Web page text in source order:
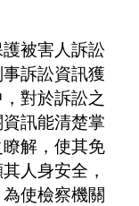
被害人訴訟
訴訟資訊獲
對於訴訟之
訊能清楚掌
解，使其免
人身安全，
使檢察機關